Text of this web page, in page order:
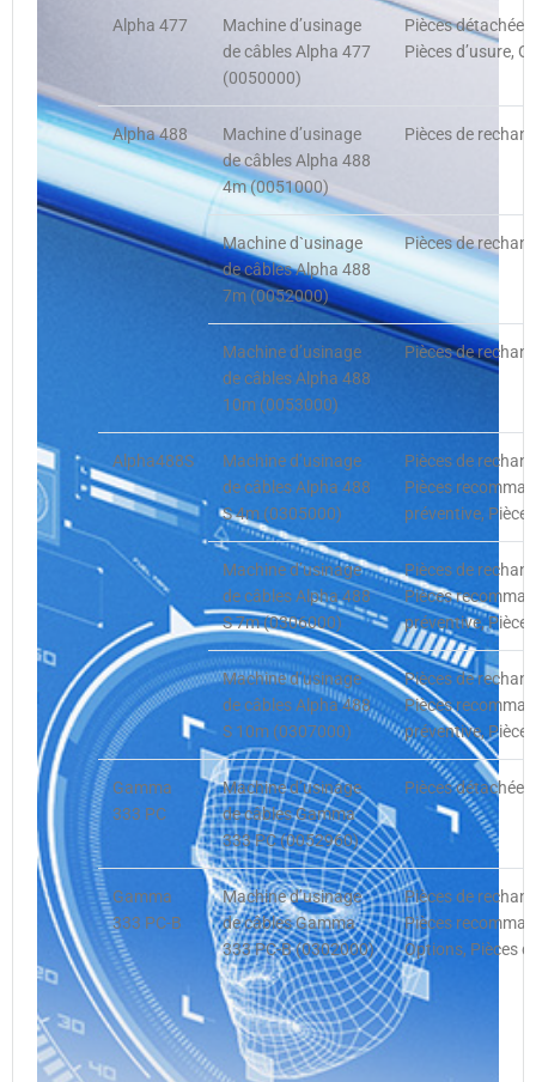
Alpha 477
Machine d’usinage
de câbles Alpha 477
(0050000)
Pièces
Pièces d’usure,
Alpha 488
Machine d’usinage
de câbles Alpha 488
4m (0051000)
Pièces de
Machine d`usinage
de câbles Alpha 488
7m (0052000)
Pièces de
Machine d’usinage
de câbles Alpha 488
10m (0053000)
Pièces de
Alpha488S
Machine d’usinage
de câbles Alpha 488
S 4m (0305000)
Pièces de
Pièces
préventive,
Machine d’usinage
de câbles Alpha 488
S 7m (0306000)
Pièces de
Pièces
préventive,
Machine d’usinage
de câbles Alpha 488
S 10m (0307000)
Pièces de
Pièces
préventive,
Gamma
333 PC
Machine d’usinage
de câbles Gamma
333 PC (0052960)
Pièces
Gamma
333 PC-B
Machine d’usinage
de câbles Gamma
333 PC-B (0302000)
Pièces de
Pièces
Options, Pièces